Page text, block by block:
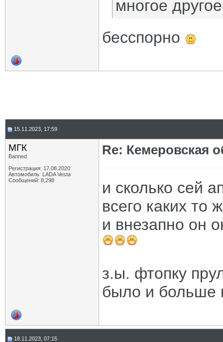
многое
бесспорно
15.11.2023, 17:59
МГК
Banned
Регистрация: 17.08.2020
Автомобиль: LADA Vesta
Сообщений: 8,298
Re: Кемеровская
и сколько сей
всего каких то
и внезапно он
з.ы. фтопку
было и больше
18.11.2023, 07:15